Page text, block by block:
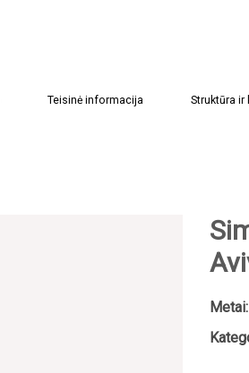
Teisinė informacija Struktūra
Metai: